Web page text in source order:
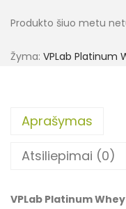
Produkto šiuo metu
Žyma: VPLab Platinum
Aprašymas
Atsiliepimai (0)
VPLab Platinum